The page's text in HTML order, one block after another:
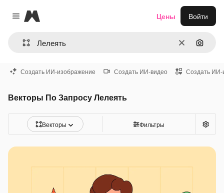
Close menu
Magnific
ОчиститьПоиск
Цены Войти
Создать ИИ-изображение Создать ИИ-видео Создать ИИ-
Векторы По Запросу Лелеять
Векторы Фильтры